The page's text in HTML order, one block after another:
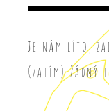
Je nám líto,
(zatím) žádný